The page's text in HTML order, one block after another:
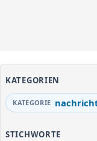
KATEGORIEN
STICHWORTE